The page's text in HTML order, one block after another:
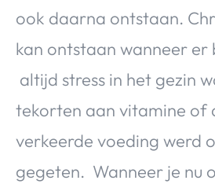
ook daarna ontstaan.
kan ontstaan wanneer er
altijd stress in het gezin
tekorten aan vitamine of
verkeerde voeding werd
gegeten. Wanneer je nu